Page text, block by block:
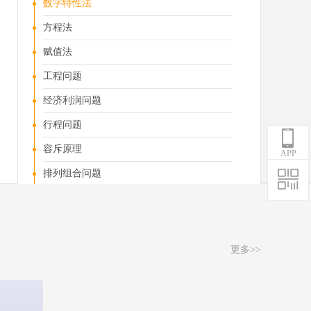
数字特性法
方程法
赋值法
工程问题
经济利润问题
行程问题
容斥原理
排列组合问题
更多>>
APP